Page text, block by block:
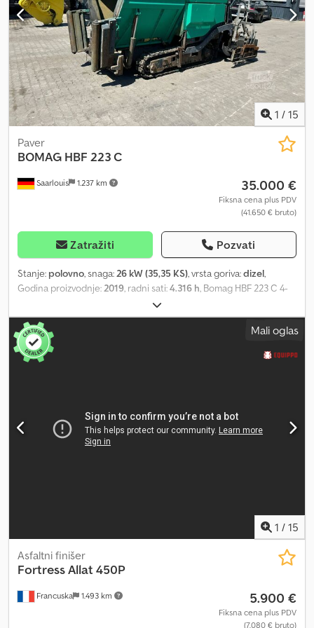
18.500 kg Dkedey Evv Sopfx Ahyjr Marka motora: TCD 2013 Radna
širina: 880 cm CE oznaka: da Zemlja proizvodnje: DE Za više
informacija kontaktirajte Jan-Marc Schwickerta.
1 / 15
Saarlouis 1.237 km
Paver
BOMAG HBF 223 C
35.000 €
Fiksna cena plus PDV
(41.650 € bruto)
Zatražiti Pozvati
Stanje: polovno, snaga: 26 kW (35,35 KS), vrsta goriva:dizel,
Godina proizvodnje: 2019 , radni sati:4.316 h , Bomag HBF 223 C 4-
cilindarski Perkins motor 36,3 kW Standardna širina: 2,50 m + 2 x
0,35 m proširenje Dkodsy Um Rfspfx Ahysr Širina sa proširenjem:
3,20 m Interni broj: 26X017 = Dodatne informacije = Upotrebljiv
materijal: asfalt Prazna težina: 5.250 kg
Mali oglas
1 / 15
Francuska 1.493 km
Asfaltni finišer
Fortress Allat 450P
5.900 €
Fiksna cena plus PDV
(7.080 € bruto)